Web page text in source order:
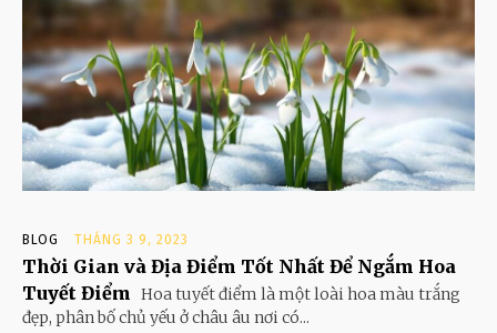
BLOG THÁNG 3 9, 2023
Thời Gian và Địa Điểm Tốt Nhất Để Ngắm Hoa
Tuyết Điểm Hoa tuyết điểm là một loài hoa màu trắng
đẹp, phân bố chủ yếu ở châu âu nơi có...